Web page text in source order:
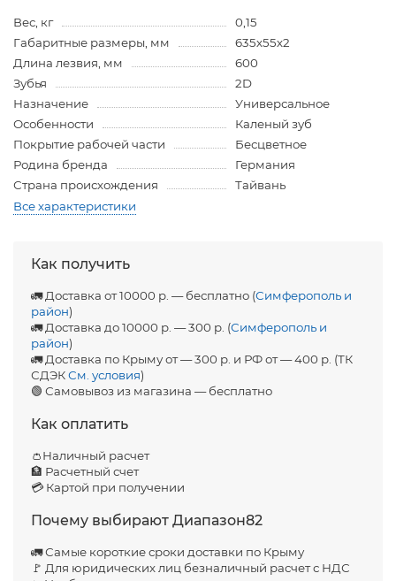
Вес, кг
0,15
Габаритные размеры, мм
635х55х2
Длина лезвия, мм
600
Зубья
2D
Назначение
Универсальное
Особенности
Каленый зуб
Покрытие рабочей части
Бесцветное
Родина бренда
Германия
Страна происхождения
Тайвань
Все характеристики
Как получить
🚛 Доставка от 10000 р. — бесплатно (Симферополь и
район)
🚛 Доставка до 10000 р. — 300 р. (Симферополь и
район)
🚛 Доставка по Крыму от — 300 р. и РФ от — 400 р. (ТК
СДЭКСм. условия)
🟢 Самовывоз из магазина — бесплатно
Как оплатить
👛Наличный расчет
🏦 Расчетный счет
💳 Картой при получении
Почему выбирают Диапазон82
🚛 Самые короткие сроки доставки по Крыму
🚩 Для юридических лиц безналичный расчет с НДС